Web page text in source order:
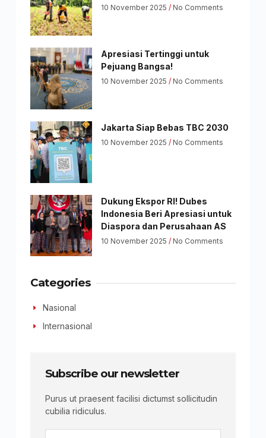
10 November 2025 No Comments
Apresiasi Tertinggi untuk
Pejuang Bangsa!
10 November 2025 No Comments
Jakarta Siap Bebas TBC 2030
10 November 2025 No Comments
Dukung Ekspor RI! Dubes
Indonesia Beri Apresiasi untuk
Diaspora dan Perusahaan AS
10 November 2025 No Comments
Categories
Nasional
Internasional
Subscribe our newsletter
Purus ut praesent facilisi dictumst sollicitudin
cubilia ridiculus.